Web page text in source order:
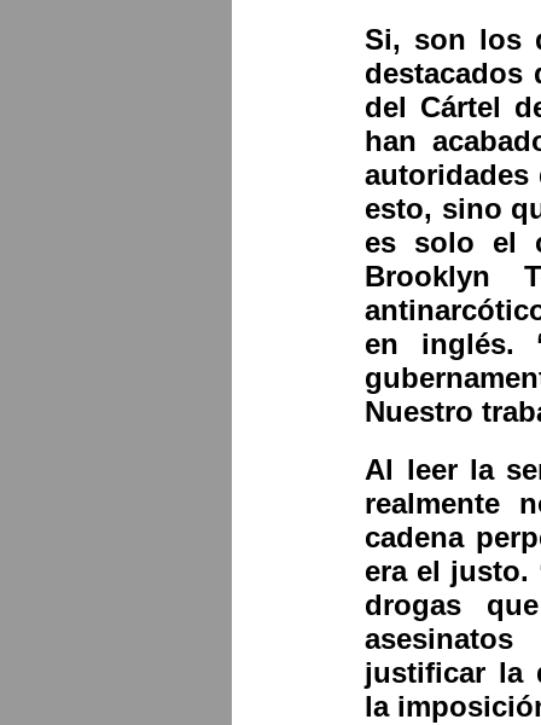
Si, son los
destacados
del Cártel
han
autoridades
esto, sino
es solo el
Brooklyn
en inglés.
Nuestro
Al leer la
realmente
cadena
era el justo.
drogas
justificar la
la